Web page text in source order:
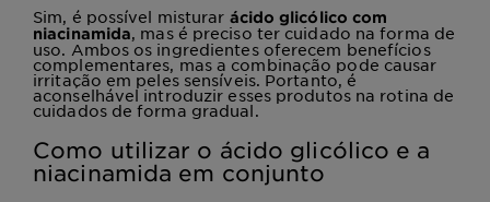
Sim, é possível misturar ácido glicólico com
niacinamida, mas é preciso ter cuidado na forma de
uso. Ambos os ingredientes oferecem benefícios
complementares, mas a combinação pode causar
irritação em peles sensíveis. Portanto, é
aconselhável introduzir esses produtos na rotina de
cuidados de forma gradual.
Como utilizar o ácido glicólico e a
niacinamida em conjunto